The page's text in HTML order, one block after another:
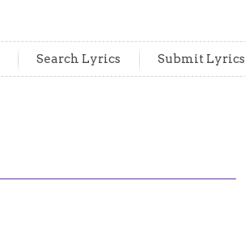
Search Lyrics Submit Lyrics